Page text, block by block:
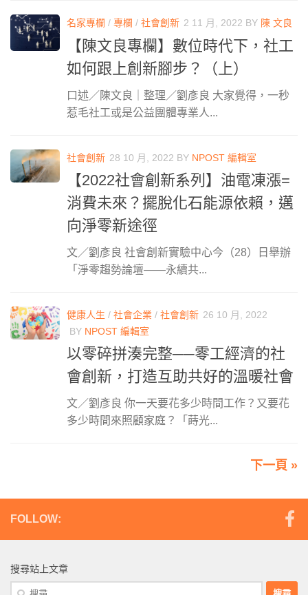
名家專欄 / 專欄 / 社會創新 2 11 月, 2022 BY 陳 文良
【陳文良專欄】數位時代下，社工
如何跟上創新腳步？（上）
口述／陳文良｜整理／劉彥良 大家覺得，一秒
惹毛社工或是公益團體專業人...
社會創新 28 10 月, 2022 BY NPOST 編輯室
【2022社會創新系列】油電凍漲=
消費未來？擺脫化石能源依賴，邁
向淨零新途徑
文／劉彥良 社會創新實驗中心今（28）日舉辦
「淨零趨勢論壇——永續共...
健康人生 / 社會企業 / 社會創新 26 10 月, 2022
BY NPOST 編輯室
以零碎拼湊完整──零工經濟的社
會創新，打造互助共好的溫暖社會
文／劉彥良 你一天要花多少時間工作？又要花
多少時間來照顧家庭？「蒔光...
下一頁 »
FOLLOW:
搜尋站上文章
搜